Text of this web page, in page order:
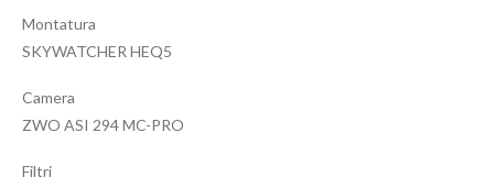
Montatura
SKYWATCHER HEQ5
Camera
ZWO ASI 294 MC-PRO
Filtri